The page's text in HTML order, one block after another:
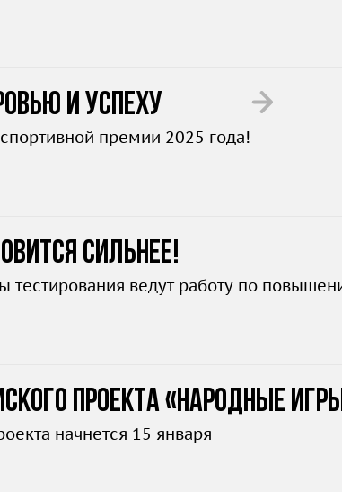
и успеху
премии 2025 года!
сильнее!
тестирования ведут работу по
проекта «Народные
начнется 15 января